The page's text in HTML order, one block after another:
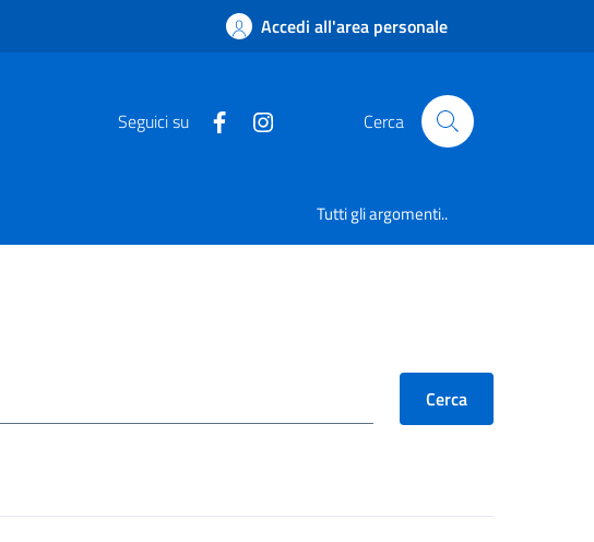
Accedi all'area personale
Seguici su Cerca
Tutti gli argomenti..
Cerca